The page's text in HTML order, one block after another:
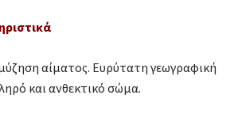
αίματος. Ευρύτατη γεωγραφική
και ανθεκτικό σώμα.